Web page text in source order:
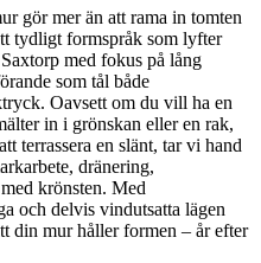
gör mer än att rama in tomten
tydligt formspråk som lyfter
med fokus på lång
som tål både
Oavsett om du vill ha en
in i grönskan eller en rak,
terrassera en slänt, tar vi hand
dränering,
krönsten. Med
och delvis vindutsatta lägen
din mur håller formen – år efter